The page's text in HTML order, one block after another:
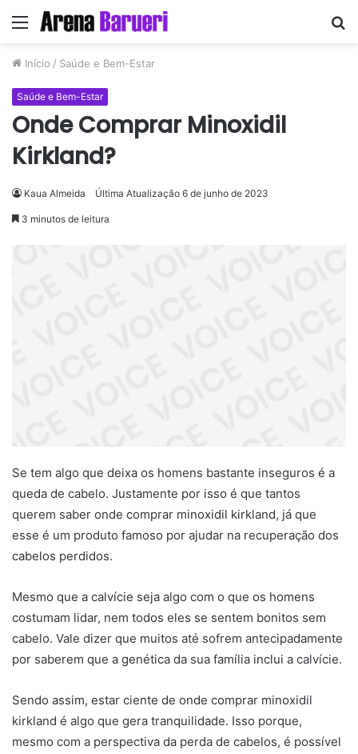
Menu
Início / Saúde e Bem-Estar
Saúde e Bem-Estar
Onde Comprar Minoxidil
Kirkland?
Kaua Almeida Última Atualização 6 de junho de 2023
3 minutos de leitura
Se tem algo que deixa os homens bastante inseguros é a
queda de cabelo. Justamente por isso é que tantos
querem saber onde comprar minoxidil kirkland, já que
esse é um produto famoso por ajudar na recuperação dos
cabelos perdidos.
Mesmo que a calvície seja algo com o que os homens
costumam lidar, nem todos eles se sentem bonitos sem
cabelo. Vale dizer que muitos até sofrem antecipadamente
por saberem que a genética da sua família inclui a calvície.
Sendo assim, estar ciente de onde comprar minoxidil
kirkland é algo que gera tranquilidade. Isso porque,
mesmo com a perspectiva da perda de cabelos, é possível